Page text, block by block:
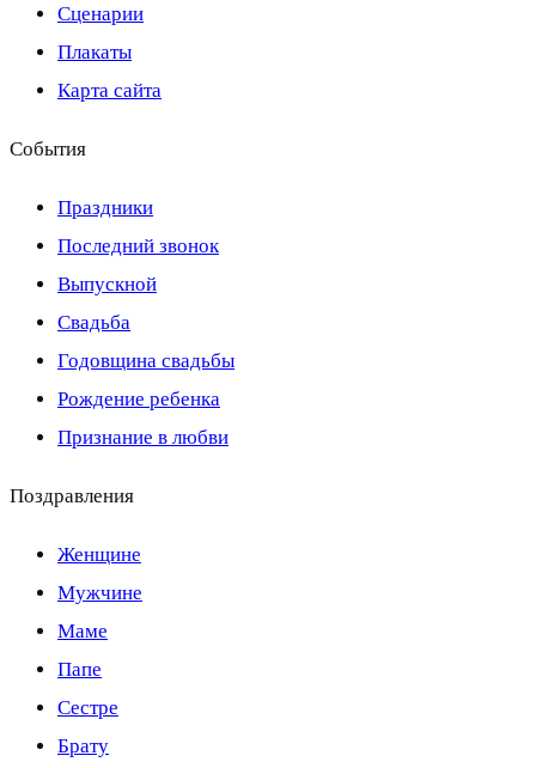
Сценарии
Плакаты
Карта сайта
События
Праздники
Последний звонок
Выпускной
Свадьба
Годовщина свадьбы
Рождение ребенка
Признание в любви
Поздравления
Женщине
Мужчине
Маме
Папе
Сестре
Брату